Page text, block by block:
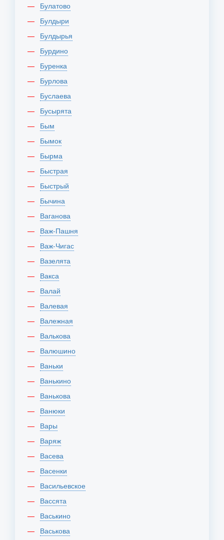
Булатово
Булдыри
Булдырья
Бурдино
Буренка
Бурлова
Буслаева
Бусырята
Бым
Бымок
Бырма
Быстрая
Быстрый
Бычина
Ваганова
Важ-Пашня
Важ-Чигас
Вазелята
Вакса
Валай
Валевая
Валежная
Валькова
Валюшино
Ваньки
Ванькино
Ванькова
Ванюки
Вары
Варяж
Васева
Васенки
Васильевское
Вассята
Васькино
Васькова